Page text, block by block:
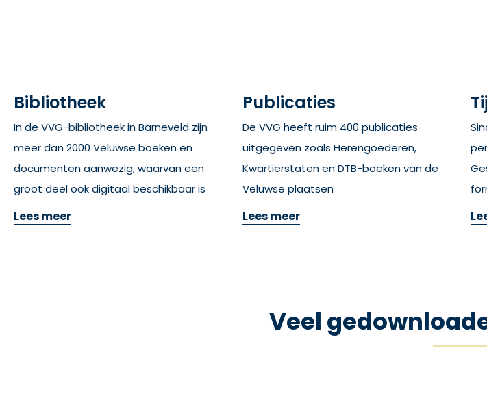
Bibliotheek
In de VVG-bibliotheek in Barneveld zijn
meer dan 2000 Veluwse boeken en
documenten aanwezig, waarvan een
groot deel ook digitaal beschikbaar is
Lees meer
Publicaties
De VVG heeft ruim 400 publicaties
uitgegeven zoals Herengoederen,
Kwartierstaten en DTB-boeken van de
Veluwse plaatsen
Lees meer
Veel